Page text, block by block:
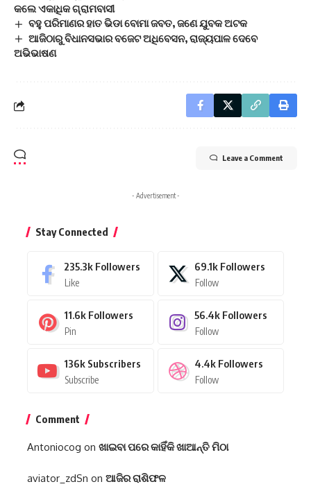
କଲେ ଏକାଧିକ ଗ୍ରାମବାସୀ
ବହୁ ପରିମାଣର ହାତ ଭିଡା ବୋମା ଜବତ, ଜଣେ ଯୁବକ ଅଟକ
ଆଜିଠାରୁ ବିଧାନସଭାର ବଜେଟ ଅଧିବେସନ, ରାଜ୍ୟପାଳ ଦେବେ
ଅଭିଭାଷଣ
Leave a Comment
- Advertisement -
Stay Connected
235.3k Followers
Like
69.1k Followers
Follow
11.6k Followers
Pin
56.4k Followers
Follow
136k Subscribers
Subscribe
4.4k Followers
Follow
Comment
Antoniocog on ଖାଇବା ପରେ କାହିଁକି ଖାଆନ୍ତି ମିଠା
aviator_zdSn on ଆଜିର ରାଶିଫଳ